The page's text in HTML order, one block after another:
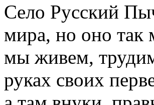
Село Русский
мира, но оно так
мы живем,
руках своих